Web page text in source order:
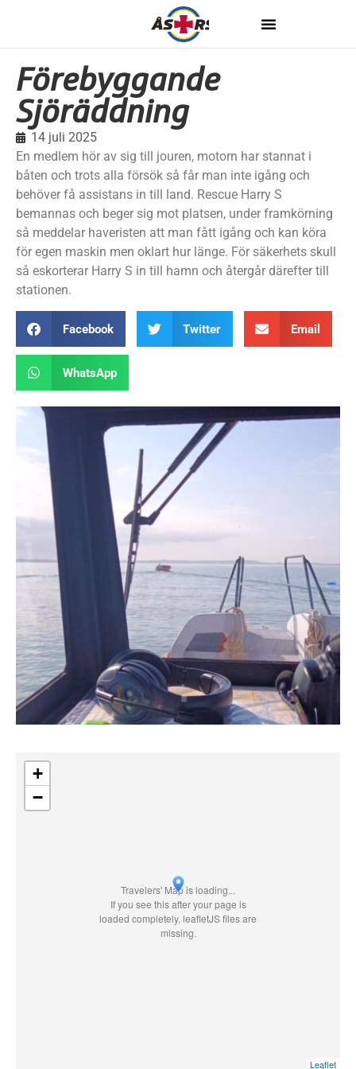
Förebyggande
Sjöräddning
14 juli 2025
En medlem hör av sig till jouren, motorn har stannat i
båten och trots alla försök så får man inte igång och
behöver få assistans in till land. Rescue Harry S
bemannas och beger sig mot platsen, under framkörning
så meddelar haveristen att man fått igång och kan köra
för egen maskin men oklart hur länge. För säkerhets skull
så eskorterar Harry S in till hamn och återgår därefter till
stationen.
Facebook Twitter Email
WhatsApp
Travelers' Map is loading...
If you see this after your page is
loaded completely, leafletJS files are
missing.
+
−
Leaflet